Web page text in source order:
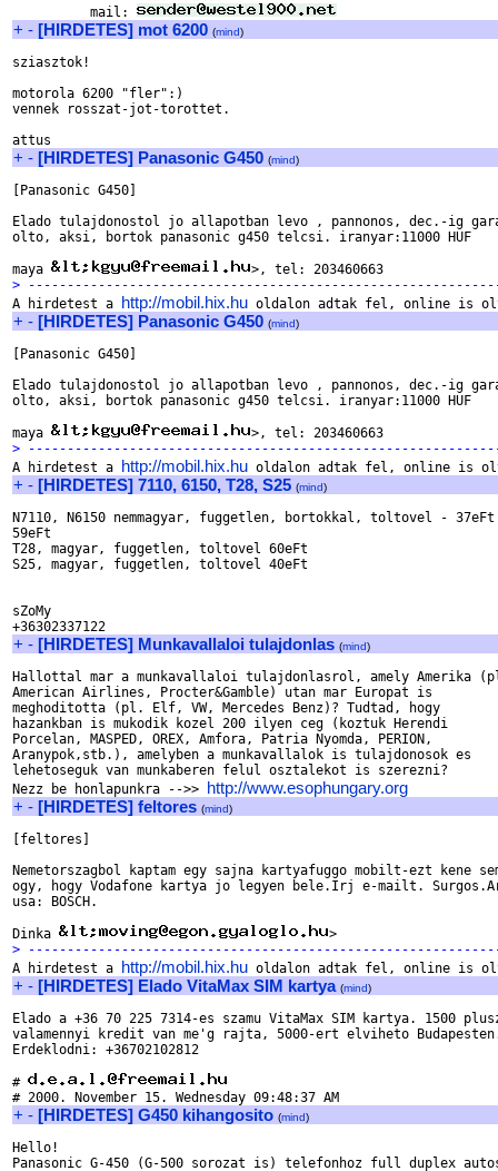
          mail:
+ - [HIRDETES] mot 6200 (mind)
sziasztok!
motorola 6200 "fler":)
vennek rosszat-jot-torottet.
+ - [HIRDETES] Panasonic G450 (mind)
[Panasonic G450]
Elado tulajdonostol jo allapotban levo , pannonos, dec.-ig
olto, aksi, bortok panasonic g450 telcsi. iranyar:11000 HUF
maya
>
A hirdetest a http://mobil.hix.hu
+ - [HIRDETES] Panasonic G450 (mind)
[Panasonic G450]
Elado tulajdonostol jo allapotban levo , pannonos, dec.-ig
olto, aksi, bortok panasonic g450 telcsi. iranyar:11000 HUF
maya
>
A hirdetest a http://mobil.hix.hu
+ - [HIRDETES] 7110, 6150, T28, S25 (mind)
N7110, N6150 nemmagyar, fuggetlen, bortokkal, toltovel -
59eFt
T28, magyar, fuggetlen, toltovel 60eFt
S25, magyar, fuggetlen, toltovel 40eFt
sZoMy
+ - [HIRDETES] Munkavallaloi tulajdonlas (mind)
Hallottal mar a munkavallaloi tulajdonlasrol, amely Amerika
American Airlines, Procter&Gamble) utan mar Europat is
meghoditotta (pl. Elf, VW, Mercedes Benz)? Tudtad, hogy
hazankban is mukodik kozel 200 ilyen ceg (koztuk Herendi
Porcelan, MASPED, OREX, Amfora, Patria Nyomda, PERION,
Aranypok,stb.), amelyben a munkavallalok is tulajdonosok es
lehetoseguk van munkaberen felul osztalekot is szerezni?
Nezz be honlapunkra -->> http://www.esophungary.org
+ - [HIRDETES] feltores (mind)
[feltores]
Nemetorszagbol kaptam egy sajna kartyafuggo mobilt-ezt kene
ogy, hogy Vodafone kartya jo legyen bele.Irj e-mailt.
usa: BOSCH.
Dinka
>
A hirdetest a http://mobil.hix.hu
+ - [HIRDETES] Elado VitaMax SIM kartya (mind)
Elado a +36 70 225 7314-es szamu VitaMax SIM kartya. 1500
valamennyi kredit van me'g rajta, 5000-ert elviheto
Erdeklodni: +36702102812
#
+ - [HIRDETES] G450 kihangosito (mind)
Hello!
Panasonic G-450 (G-500 sorozat is) telefonhoz full duplex